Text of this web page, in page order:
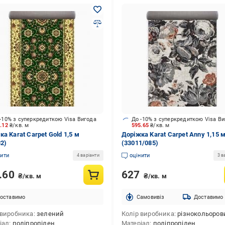
₴/кв. м
з суперкредиткою Visa Вигода
Karat Carpet Gold 1,5 м
4 варіанти
₴/кв. м
зелений
поліпропілен
595.65₴/кв. м
До -10% з суперкредиткою Visa
Доріжка Karat Carpet Anny 1,15 м
(33011/085)
оцінити 3
627 ₴/кв. м
Cамовивіз Доставимо
Колір виробника
Матеріал поліпропілен